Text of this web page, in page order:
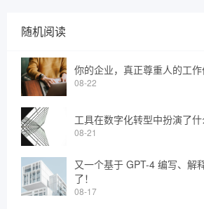
随机阅读
你的企业，真正尊重人的工作
08-22
工具在数字化转型中扮演了什
08-21
又一个基于 GPT-4 编写、解
了！
08-17